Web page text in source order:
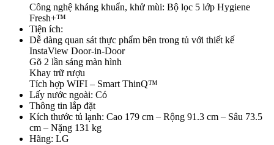
Công nghệ kháng khuẩn, khử mùi: Bộ lọc 5 lớp Hygiene
Fresh+™
Tiện ích:
Dễ dàng quan sát thực phẩm bên trong tủ với thiết kế
InstaView Door-in-Door
Gõ 2 lần sáng màn hình
Khay trữ rượu
Tích hợp WIFI – Smart ThinQ™
Lấy nước ngoài: Có
Thông tin lắp đặt
Kích thước tủ lạnh: Cao 179 cm – Rộng 91.3 cm – Sâu 73.5
cm – Nặng 131 kg
Hãng: LG